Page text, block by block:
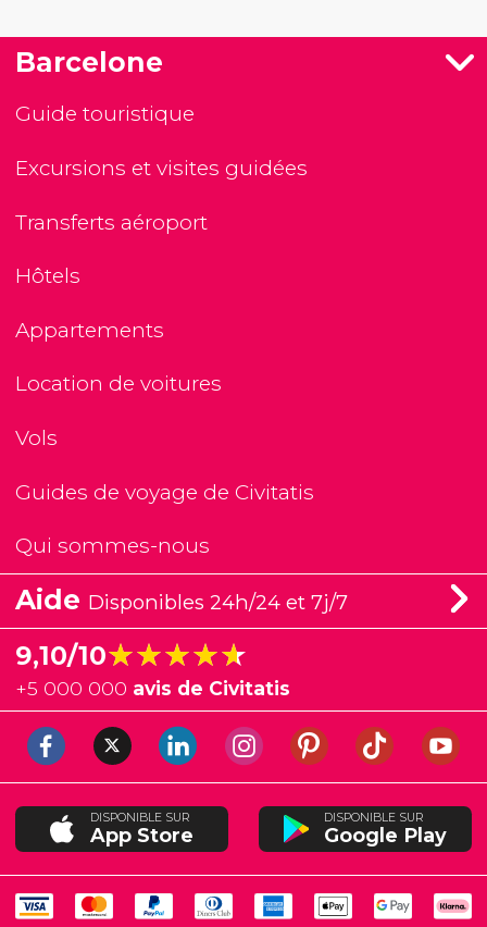
Barcelone
Guide touristique
Excursions et visites guidées
Transferts aéroport
Hôtels
Appartements
Location de voitures
Vols
Guides de voyage de Civitatis
Qui sommes-nous
Aide Disponibles 24h/24 et 7j/7
9,10/10★★★★★
★★★★★
+5 000 000 avis de Civitatis
DISPONIBLE SUR
App Store
DISPONIBLE SUR
Google Play